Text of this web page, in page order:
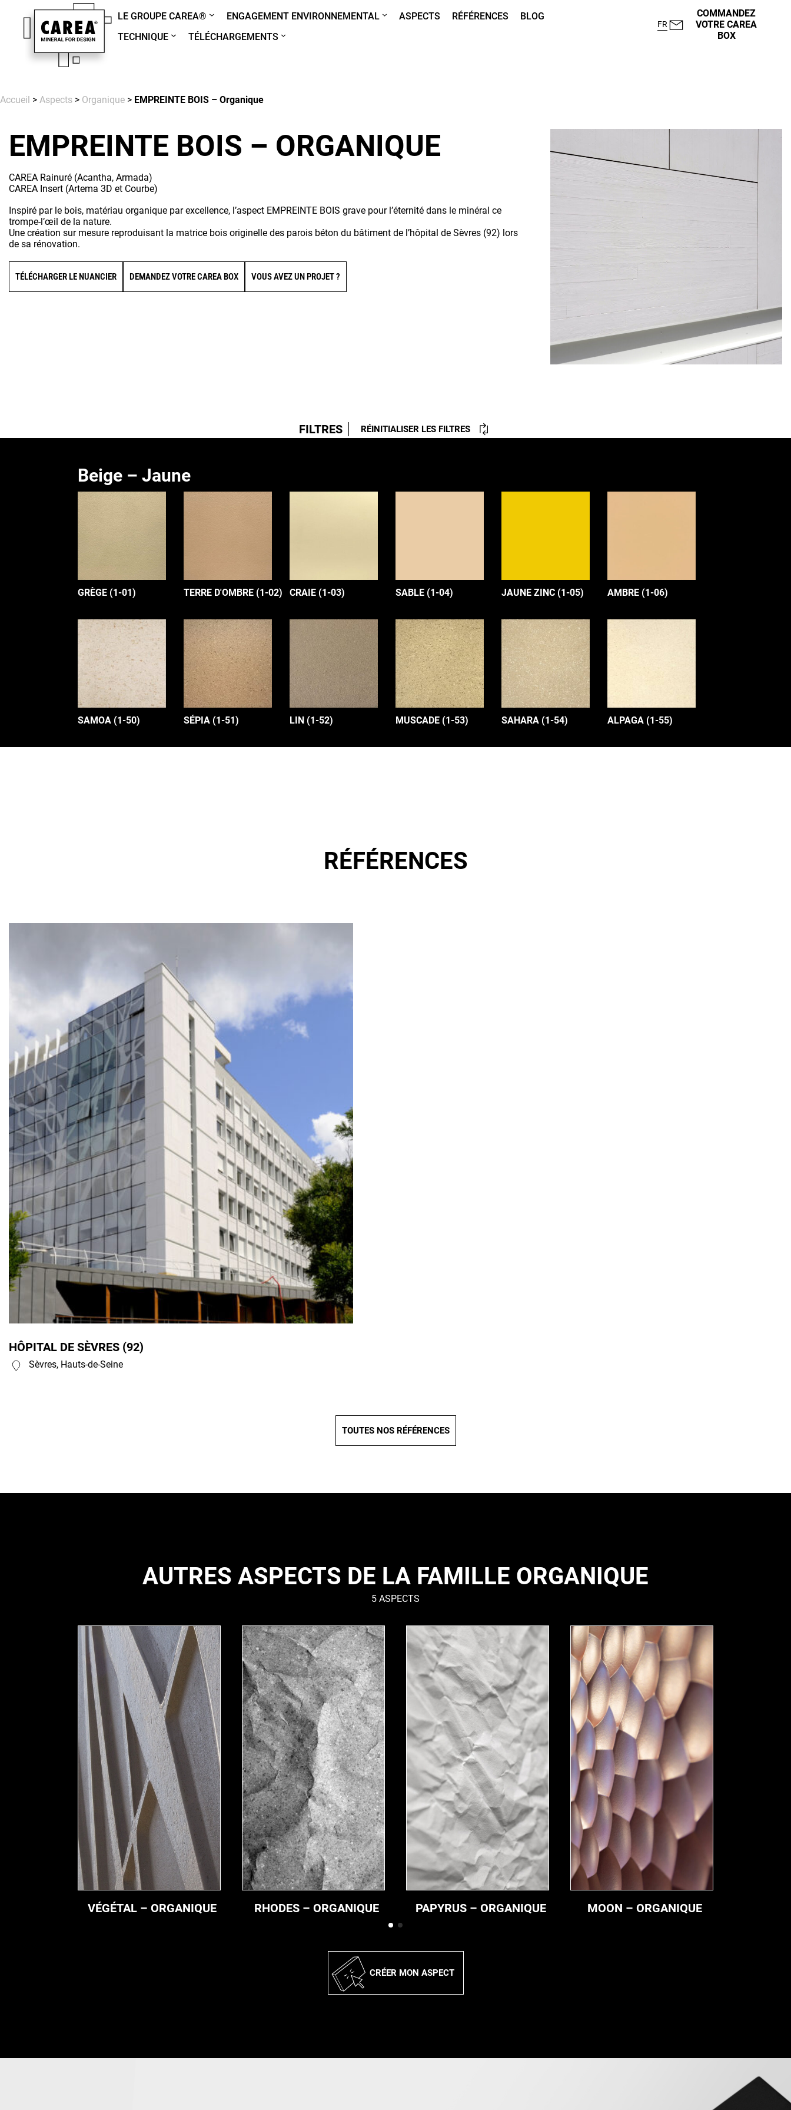
LE GROUPE CAREA® ENGAGEMENT ENVIRONNEMENTAL ASPECTS RÉFÉRENCES
BLOG
TECHNIQUE
TÉLÉCHARGEMENTS
FR
COMMANDEZ
VOTRE CAREA
BOX
Accueil > Aspects > Organique > EMPREINTE BOIS – Organique
EMPREINTE BOIS – ORGANIQUE
CAREA Rainuré (Acantha, Armada)
CAREA Insert (Artema 3D et Courbe)
Inspiré par le bois, matériau organique par excellence, l’aspect EMPREINTE BOIS grave pour l’éternité dans le minéral ce
trompe-l’œil de la nature.
Une création sur mesure reproduisant la matrice bois originelle des parois béton du bâtiment de l’hôpital de Sèvres (92) lors
de sa rénovation.
TÉLÉCHARGER LE NUANCIER DEMANDEZ VOTRE CAREA BOX VOUS AVEZ UN PROJET ?
FILTRES RÉINITIALISER LES FILTRES
Beige – Jaune
GRÈGE (1-01) TERRE D'OMBRE (1-02) CRAIE (1-03) SABLE (1-04) JAUNE ZINC (1-05) AMBRE (1-06)
SAMOA (1-50) SÉPIA (1-51) LIN (1-52) MUSCADE (1-53) SAHARA (1-54) ALPAGA (1-55)
RÉFÉRENCES
HÔPITAL DE SÈVRES (92)
Sèvres, Hauts-de-Seine
TOUTES NOS RÉFÉRENCES
AUTRES ASPECTS DE LA FAMILLE ORGANIQUE
5 ASPECTS
VÉGÉTAL – ORGANIQUE
VÉGÉTAL
Organique
RHODES – ORGANIQUE
RHODES
–
Organique
PAPYRUS – ORGANIQUE
PAPYRUS
–
Organique
MOON – ORGANIQUE
MOON
–
Organique
CRÉER MON ASPECT